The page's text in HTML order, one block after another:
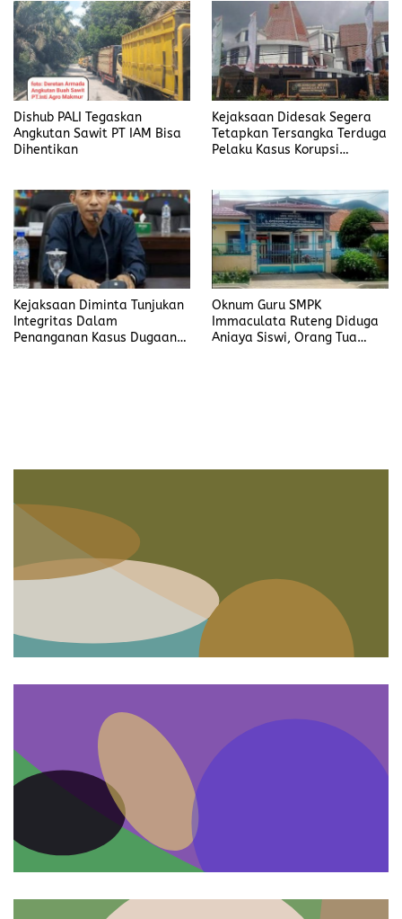
Haryanto
Dishub PALI Tegaskan
Angkutan Sawit PT IAM Bisa
Dihentikan
Kejaksaan Didesak Segera
Tetapkan Tersangka Terduga
Pelaku Kasus Korupsi
Kejaksaan Diminta Tunjukan
Integritas Dalam
Penanganan Kasus Dugaan
Oknum Guru SMPK
Immaculata Ruteng Diduga
Aniaya Siswi, Orang Tua